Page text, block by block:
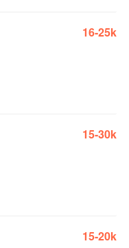
16-25k
15-30k
15-20k